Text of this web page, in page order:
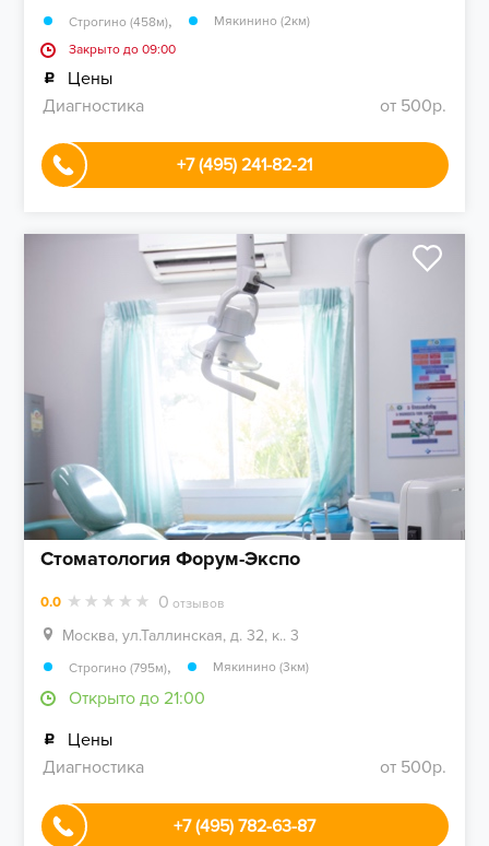
Строгино (458м),
Мякинино (2км)
Закрыто до 09:00
Цены
Диагностика
от 500р.
+7 (495) 241-82-21
Стоматология Форум-Экспо
0.0 0 отзывов
Москва, ул.Таллинская, д. 32, к.. 3
Строгино (795м), Мякинино (3км)
Открыто до 21:00
Цены
Диагностика
от 500р.
+7 (495) 782-63-87